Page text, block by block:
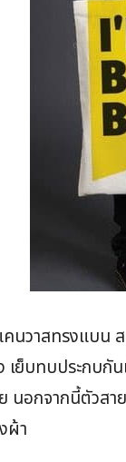
คนวาสทรงแบน
เย็บทบประกบ
นอกจากนี้ตัวส
ผ้า